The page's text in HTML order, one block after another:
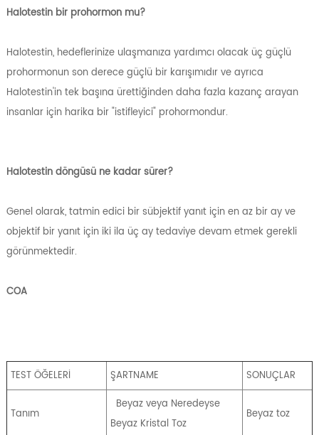
Halotestin bir prohormon mu?
Halotestin, hedeflerinize ulaşmanıza yardımcı olacak üç güçlü
prohormonun son derece güçlü bir karışımıdır ve ayrıca
Halotestin'in tek başına ürettiğinden daha fazla kazanç arayan
insanlar için harika bir "istifleyici" prohormondur.
Halotestin döngüsü ne kadar sürer?
Genel olarak, tatmin edici bir sübjektif yanıt için en az bir ay ve
objektif bir yanıt için iki ila üç ay tedaviye devam etmek gerekli
görünmektedir.
COA
TEST ÖĞELERİ ŞARTNAME SONUÇLAR
Tanım
Beyaz veya Neredeyse
Beyaz Kristal Toz
Beyaz toz